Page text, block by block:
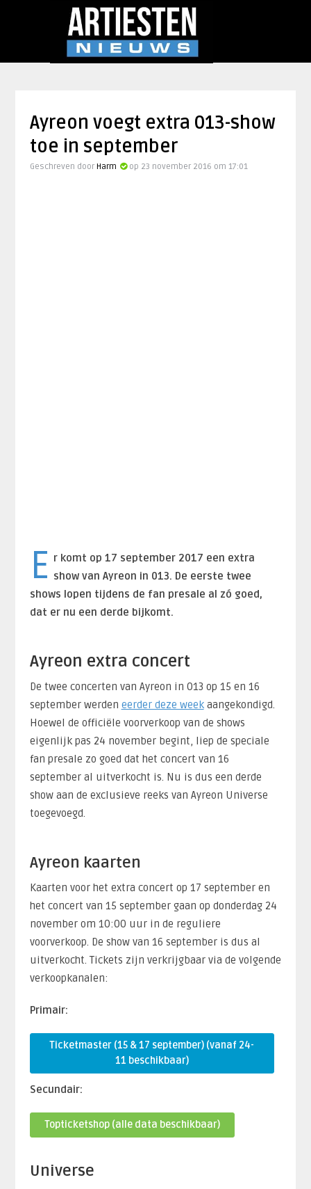
Ayreon voegt extra 013-show
toe in september
Geschreven door Harm op 23 november 2016 om 17:01
E r komt op 17 september 2017 een extra
show van Ayreon in 013. De eerste twee
shows lopen tijdens de fan presale al zó goed,
dat er nu een derde bijkomt.
Ayreon extra concert
De twee concerten van Ayreon in 013 op 15 en 16
september werden eerder deze weekaangekondigd.
Hoewel de officiële voorverkoop van de shows
eigenlijk pas 24 november begint, liep de speciale
fan presale zo goed dat het concert van 16
september al uitverkocht is. Nu is dus een derde
show aan de exclusieve reeks van Ayreon Universe
toegevoegd.
Ayreon kaarten
Kaarten voor het extra concert op 17 september en
het concert van 15 september gaan op donderdag 24
november om 10:00 uur in de reguliere
voorverkoop. De show van 16 september is dus al
uitverkocht. Tickets zijn verkrijgbaar via de volgende
verkoopkanalen:
Primair:
Ticketmaster (15 & 17 september) (vanaf 24-
11 beschikbaar)
Secundair:
Topticketshop (alle data beschikbaar)
Universe